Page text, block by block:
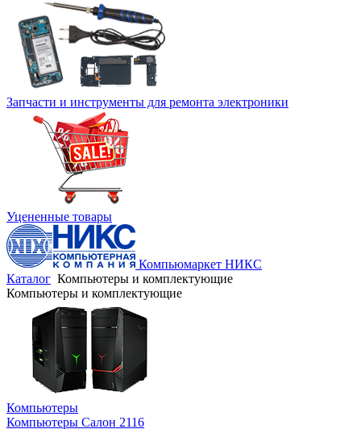
Запчасти и инструменты для ремонта электроники
Уцененные товары
Компьюмаркет НИКС
Каталог Компьютеры и комплектующие
Компьютеры и комплектующие
Компьютеры
Компьютеры Салон 2116